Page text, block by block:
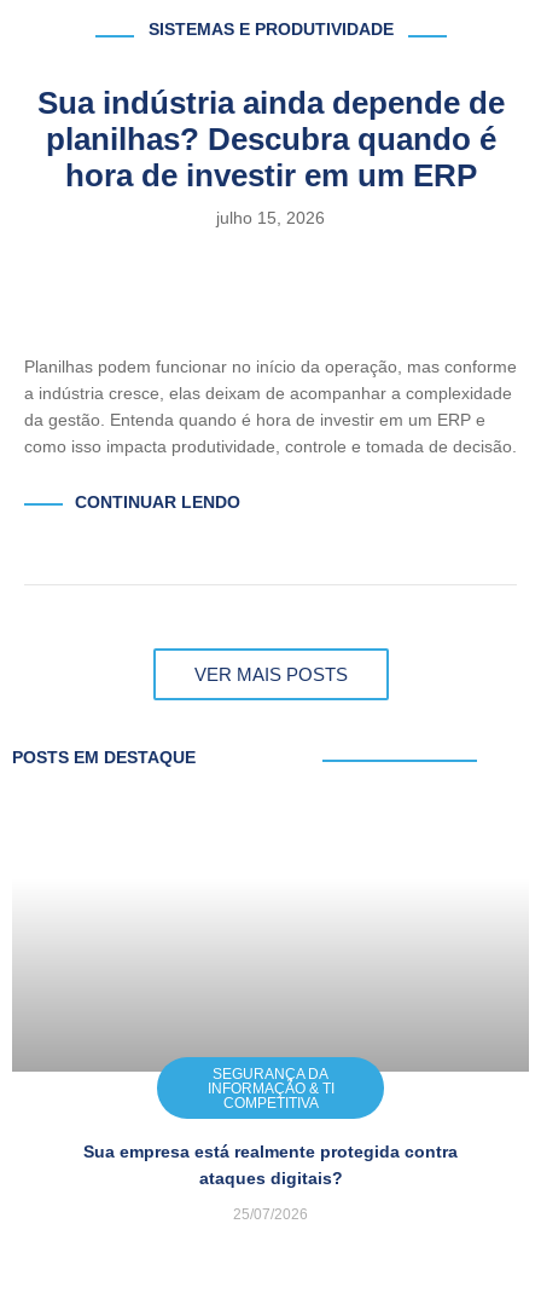
SISTEMAS E PRODUTIVIDADE
Sua indústria ainda depende de
planilhas? Descubra quando é
hora de investir em um ERP
julho 15, 2026
Planilhas podem funcionar no início da operação, mas conforme
a indústria cresce, elas deixam de acompanhar a complexidade
da gestão. Entenda quando é hora de investir em um ERP e
como isso impacta produtividade, controle e tomada de decisão.
CONTINUAR LENDO
VER MAIS POSTS
POSTS EM DESTAQUE
SEGURANÇA DA
INFORMAÇÃO & TI
COMPETITIVA
Sua empresa está realmente protegida contra
ataques digitais?
25/07/2026